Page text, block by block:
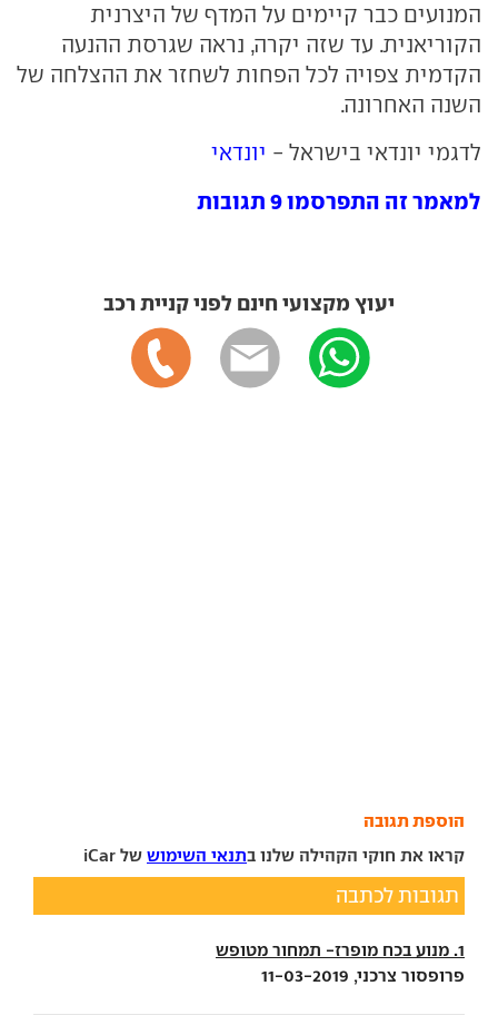
המנועים כבר קיימים על המדף של היצרנית
הקוריאנית. עד שזה יקרה, נראה שגרסת ההנעה
הקדמית צפויה לכל הפחות לשחזר את ההצלחה של
השנה האחרונה.
לדגמי יונדאי בישראל - יונדאי
למאמר זה התפרסמו 9 תגובות
יעוץ מקצועי חינם לפני קניית רכב
הוספת תגובה
קראו את חוקי הקהילה שלנו בתנאי השימוש של iCar
תגובות לכתבה
1. מנוע בכח מופרז- תמחור מטופש
פרופסור צרכני, 11-03-2019